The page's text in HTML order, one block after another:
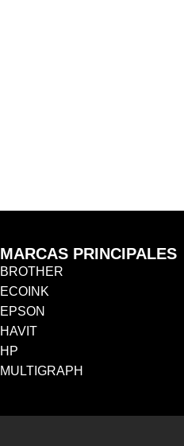
MARCAS PRINCIPALES
BROTHER
ECOINK
EPSON
HAVIT
HP
MULTIGRAPH